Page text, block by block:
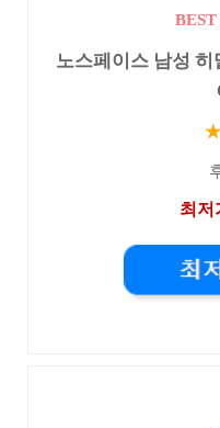
노스페이스 남성 히
최저